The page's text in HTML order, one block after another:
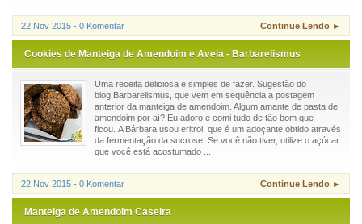
22 Nov 2015 - 0 Komentar Continue Lendo ►
Cookies de Manteiga de Amendoim e Aveia - Barbarelismus
Uma receita deliciosa e simples de fazer. Sugestão do
blog Barbarelismus, que vem em sequência a postagem
anterior da manteiga de amendoim. Algum amante de pasta de
amendoim por aí? Eu adoro e comi tudo de tão bom que
ficou. A Bárbara usou eritrol, que é um adoçante obtido através
da fermentação da sucrose. Se você não tiver, utilize o açúcar
que você está acostumado ...
22 Nov 2015 - 0 Komentar Continue Lendo ►
Manteiga de Amendoim Caseira